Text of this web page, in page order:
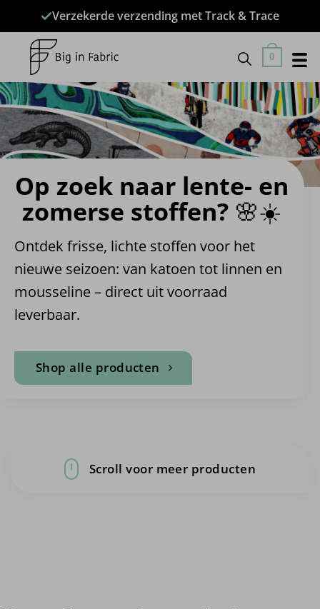
inhoud
Verzekerde verzending met Track & Trace
0
Op zoek naar lente- en
zomerse stoffen? 🌸☀️
Ontdek frisse, lichte stoffen voor het
nieuwe seizoen: van katoen tot linnen en
mousseline – direct uit voorraad
leverbaar.
Shop alle producten
Scroll voor meer producten